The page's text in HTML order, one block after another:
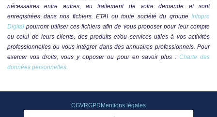
nécessaires entre autres, au traitement de votre demande et sont
enregistrées dans nos fichiers. ETAI ou toute société du groupe Infopro
Digital pourront utiliser ces fichiers afin de vous proposer pour leur compte
ou celui de leurs clients, des produits et/ou services utiles à vos activités
professionnelles ou vous intégrer dans des annuaires professionnels. Pour
exercer vos droits, vous y opposer ou pour en savoir plus : Charte des
données personnelles.
CGVRGPDMentions légales